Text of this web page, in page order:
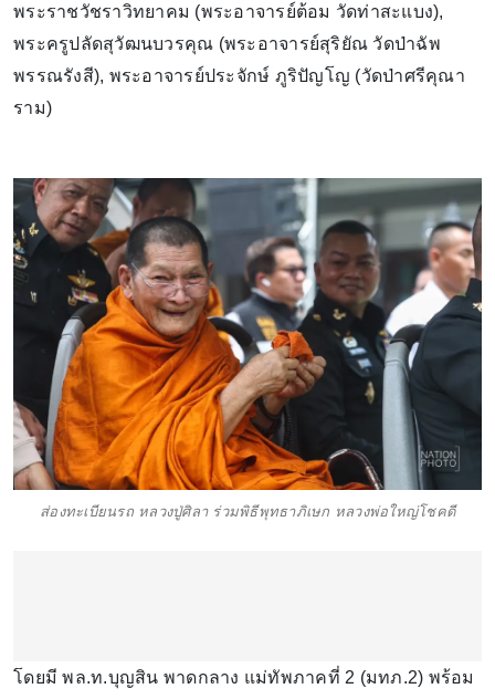
พระราชวัชราวิทยาคม (พระอาจารย์ต้อม วัดท่าสะแบง),
พระครูปลัดสุวัฒนบวรคุณ (พระอาจารย์สุริยัณ วัดป่าฉัพ
พรรณรังสี), พระอาจารย์ประจักษ์ ภูริปัญโญ (วัดป่าศรีคุณา
ราม)
ส่องทะเบียนรถ หลวงปู่ศิลา ร่วมพิธีพุทธาภิเษก หลวงพ่อใหญ่โชคดี
โดยมี พล.ท.บุญสิน พาดกลาง แม่ทัพภาคที่ 2 (มทภ.2) พร้อม